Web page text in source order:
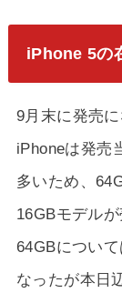
iPhone 5の
9月末に発売に
iPhoneは発売
多いため、
16GBモデル
64GBについ
なったが本日